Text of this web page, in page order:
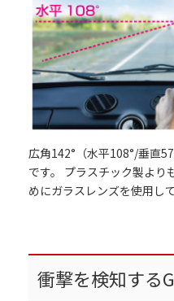
広角142°（水平108°/垂直
です。 プラスチック製より
めにガラスレンズを使用して
衝撃を検知する